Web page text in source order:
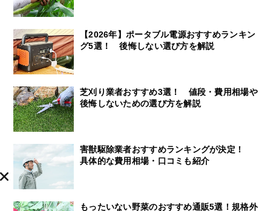
【2026年】ポータブル電源おすすめランキン
グ5選！ 後悔しない選び方を解説
芝刈り業者おすすめ3選！ 値段・費用相場や
後悔しないための選び方を解説
害獣駆除業者おすすめランキングが決定！
具体的な費用相場・口コミも紹介
もったいない野菜のおすすめ通販5選！規格外